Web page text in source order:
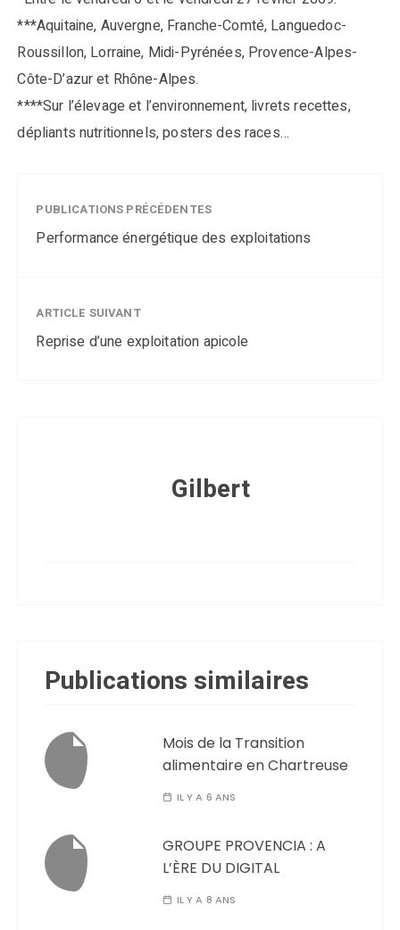
***Aquitaine, Auvergne, Franche-Comté, Languedoc-
Roussillon, Lorraine, Midi-Pyrénées, Provence-Alpes-
Côte-D’azur et Rhône-Alpes.
****Sur l’élevage et l’environnement, livrets recettes,
dépliants nutritionnels, posters des races…
PUBLICATIONS PRÉCÉDENTES
Performance énergétique des exploitations
ARTICLE SUIVANT
Reprise d’une exploitation apicole
Gilbert
Publications similaires
Mois de la Transition
alimentaire en Chartreuse
IL Y A 6 ANS
GROUPE PROVENCIA : A
L’ÈRE DU DIGITAL
IL Y A 8 ANS